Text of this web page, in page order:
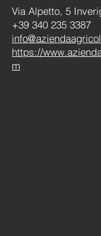
Via Alpetto, 5
+39 340 235 3387
https://
m